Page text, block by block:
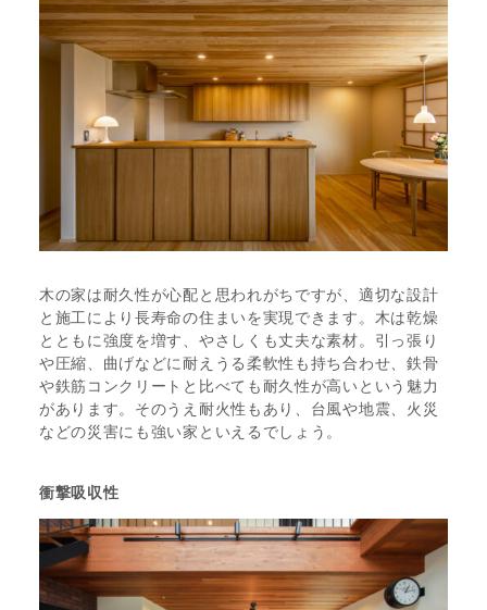
木の家は耐久性が心配と思われがちですが、適切な設計
と施工により長寿命の住まいを実現できます。木は乾燥
とともに強度を増す、やさしくも丈夫な素材。引っ張り
や圧縮、曲げなどに耐えうる柔軟性も持ち合わせ、鉄骨
や鉄筋コンクリートと比べても耐久性が高いという魅力
があります。そのうえ耐火性もあり、台風や地震、火災
などの災害にも強い家といえるでしょう。
衝撃吸収性